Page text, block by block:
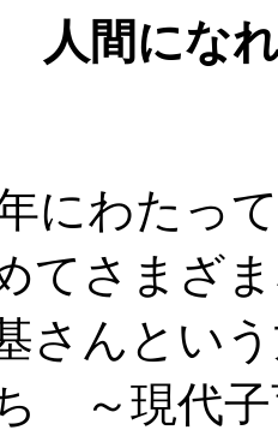
人間にな
にわたっ
てさまざ
さんとい
～現代子